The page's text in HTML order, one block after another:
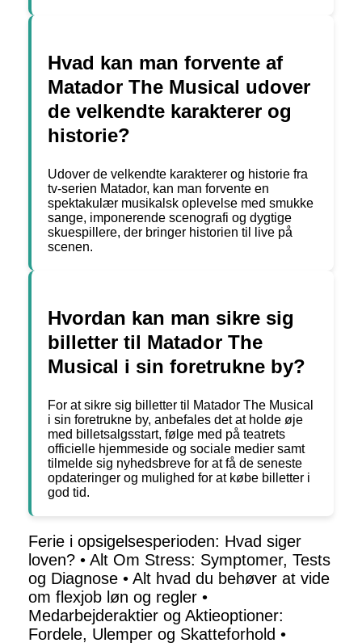
Hvad kan man forvente af
Matador The Musical udover
de velkendte karakterer og
historie?
Udover de velkendte karakterer og historie fra
tv-serien Matador, kan man forvente en
spektakulær musikalsk oplevelse med smukke
sange, imponerende scenografi og dygtige
skuespillere, der bringer historien til live på
scenen.
Hvordan kan man sikre sig
billetter til Matador The
Musical i sin foretrukne by?
For at sikre sig billetter til Matador The Musical
i sin foretrukne by, anbefales det at holde øje
med billetsalgsstart, følge med på teatrets
officielle hjemmeside og sociale medier samt
tilmelde sig nyhedsbreve for at få de seneste
opdateringer og mulighed for at købe billetter i
god tid.
Ferie i opsigelsesperioden: Hvad siger
loven? • Alt Om Stress: Symptomer, Tests
og Diagnose • Alt hvad du behøver at vide
om flexjob løn og regler •
Medarbejderaktier og Aktieoptioner:
Fordele, Ulemper og Skatteforhold •